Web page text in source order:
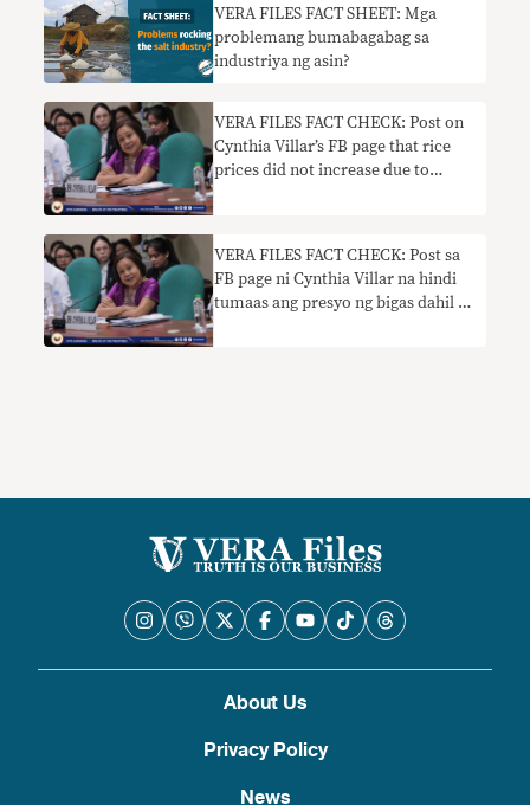
VERA FILES FACT SHEET: Mga
problemang bumabagabag sa
industriya ng asin?
VERA FILES FACT CHECK: Post on
Cynthia Villar’s FB page that rice
prices did not increase due to
VERA FILES FACT CHECK: Post sa
FB page ni Cynthia Villar na hindi
tumaas ang presyo ng bigas dahil sa
About Us
Privacy Policy
News